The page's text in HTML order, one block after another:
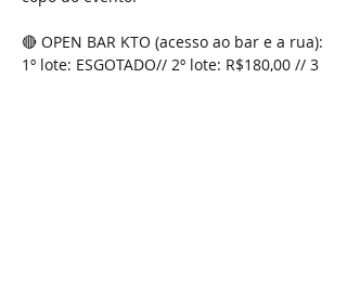
🔴 OPEN BAR KTO (acesso ao bar e a rua):
1º lote: ESGOTADO// 2º lote: R$180,00 // 3